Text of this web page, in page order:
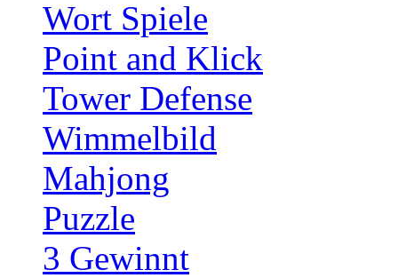
Wort Spiele
Point and Klick
Tower Defense
Wimmelbild
Mahjong
Puzzle
3 Gewinnt